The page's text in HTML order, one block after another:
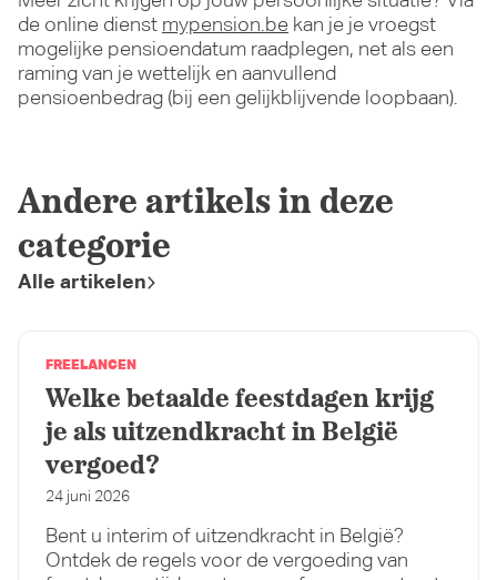
de online dienst mypension.be kan je je vroegst
mogelijke pensioendatum raadplegen, net als een
raming van je wettelijk en aanvullend
pensioenbedrag (bij een gelijkblijvende loopbaan).
Andere artikels in deze
categorie
Alle artikelen
FREELANCEN
Welke betaalde feestdagen krijg
je als uitzendkracht in België
vergoed?
24 juni 2026
Bent u interim of uitzendkracht in België?
Ontdek de regels voor de vergoeding van